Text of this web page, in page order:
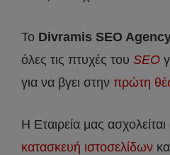
Το Divramis SEO
όλες τις πτυχές του SEO
για να βγει στην πρώτη
Η Εταιρεία μας
κατασκευή ιστοσελίδων